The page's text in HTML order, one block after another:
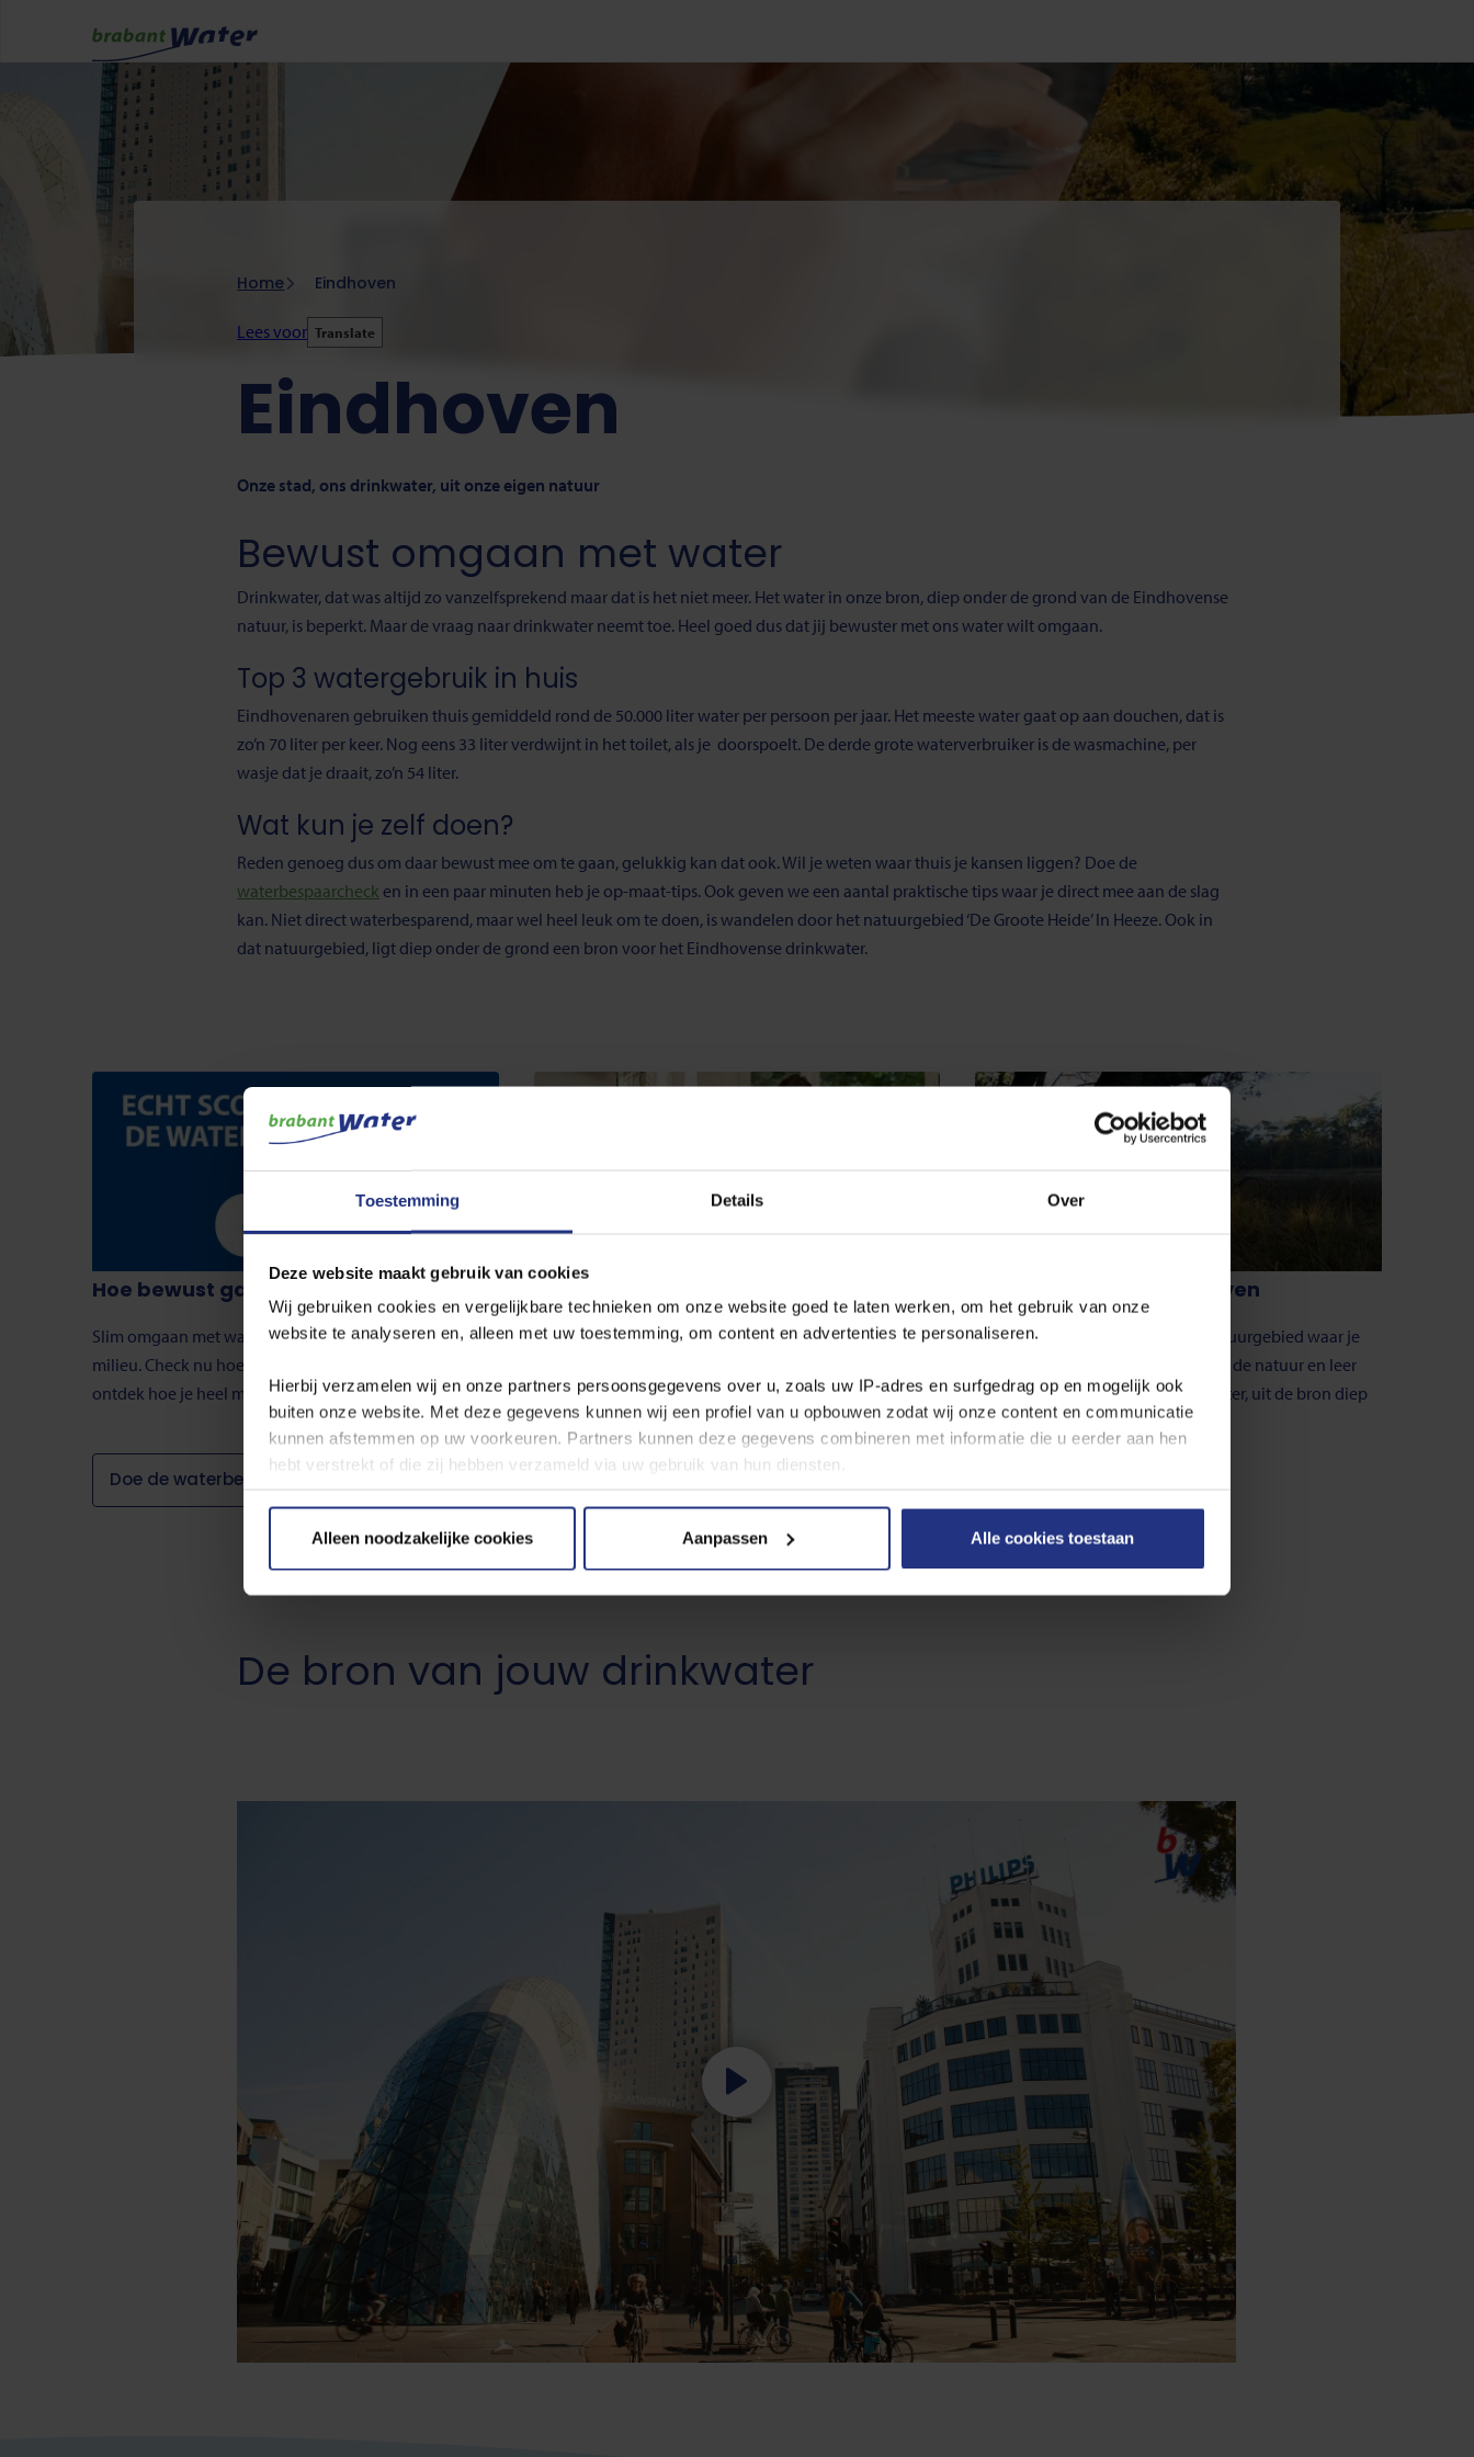
Toestemming Details Over
Deze website maakt gebruik van cookies
Wij gebruiken cookies en vergelijkbare technieken om onze website goed te laten werken, om het gebruik van onze
website te analyseren en, alleen met uw toestemming, om content en advertenties te personaliseren.
Hierbij verzamelen wij en onze partners persoonsgegevens over u, zoals uw IP‑adres en surfgedrag op en mogelijk ook
buiten onze website. Met deze gegevens kunnen wij een profiel van u opbouwen zodat wij onze content en communicatie
kunnen afstemmen op uw voorkeuren. Partners kunnen deze gegevens combineren met informatie die u eerder aan hen
hebt verstrekt of die zij hebben verzameld via uw gebruik van hun diensten.
U kunt uw toestemming op ieder moment wijzigen of intrekken via de cookie instellingen button rechts onderaan de
pagina.
Alleen noodzakelijke cookies Aanpassen Alle cookies toestaan
Overslaan
gaan
Kruimelpad
Home Eindhoven
Lees voor Translate
Eindhoven
Onze stad, ons drinkwater, uit onze eigen natuur
Bewust omgaan met water
Drinkwater, dat was altijd zo vanzelfsprekend maar dat is het niet meer. Het water in onze bron, diep onder de grond van de Eindhovense
natuur, is beperkt. Maar de vraag naar drinkwater neemt toe. Heel goed dus dat jij bewuster met ons water wilt omgaan.
Top 3 watergebruik in huis
Eindhovenaren gebruiken thuis gemiddeld rond de 50.000 liter water per persoon per jaar. Het meeste water gaat op aan douchen, dat is
zo’n 70 liter per keer. Nog eens 33 liter verdwijnt in het toilet, als je doorspoelt. De derde grote waterverbruiker is de wasmachine, per
wasje dat je draait, zo’n 54 liter.
Wat kun je zelf doen?
Reden genoeg dus om daar bewust mee om te gaan, gelukkig kan dat ook. Wil je weten waar thuis je kansen liggen? Doe de
waterbespaarcheck en in een paar minuten heb je op-maat-tips. Ook geven we een aantal praktische tips waar je direct mee aan de slag
kan. Niet direct waterbesparend, maar wel heel leuk om te doen, is wandelen door het natuurgebied ‘De Groote Heide’ In Heeze. Ook in
dat natuurgebied, ligt diep onder de grond een bron voor het Eindhovense drinkwater.
Hoe bewust ga jij om met drinkwater?
Slim omgaan met water is belangrijk voor natuur en
milieu. Check nu hoe bewust jij met drinkwater bent en
ontdek hoe je heel makkelijk kunt besparen.
Doe de waterbespaarcheck
Wij hebben een aantal praktische waterbespaartips
omgaan met water doet u werkelijk in een
handomdraai.
Wandelroutes in Eindhoven
De Goote Heide is een prachtig natuurgebied waar je
heerlijk kunt wandelen. Geniet van de natuur en leer
over de herkomst van ons drinkwater, uit de bron diep
onder het natuurgebied.
De bron van jouw drinkwater
video